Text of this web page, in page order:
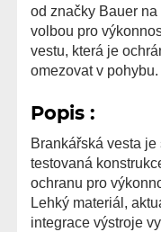
od značky Bauer
volbou pro
vestu, která je
omezovat v pohybu.
Popis :
Brankářská vesta
testovaná
ochranu pro
Lehký materiál,
integrace výstroje